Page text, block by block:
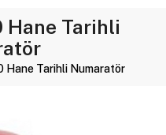
Hane Tarihli
Hane Tarihli Numaratör